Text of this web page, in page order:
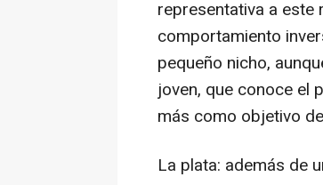
representativa a este
comportamiento
pequeño nicho,
joven, que conoce el
más como objetivo
La plata: además de